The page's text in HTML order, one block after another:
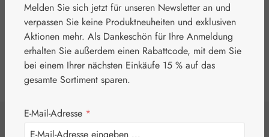
Werkzeugleiste anzeigen
⚘ Aktionen
Melden Sie sich jetzt für unseren Newsletter an und
verpassen Sie keine Produktneuheiten und exklusiven
Aktionen mehr. Als Dankeschön für Ihre Anmeldung
erhalten Sie außerdem einen Rabattcode, mit dem Sie
bei einem Ihrer nächsten Einkäufe 15 % auf das
gesamte Sortiment sparen.
E-Mail-Adresse *